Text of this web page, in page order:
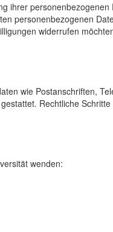
ihrer
personenbezogenen
widerrufen
wie Postanschriften,
Rechtliche
wenden: